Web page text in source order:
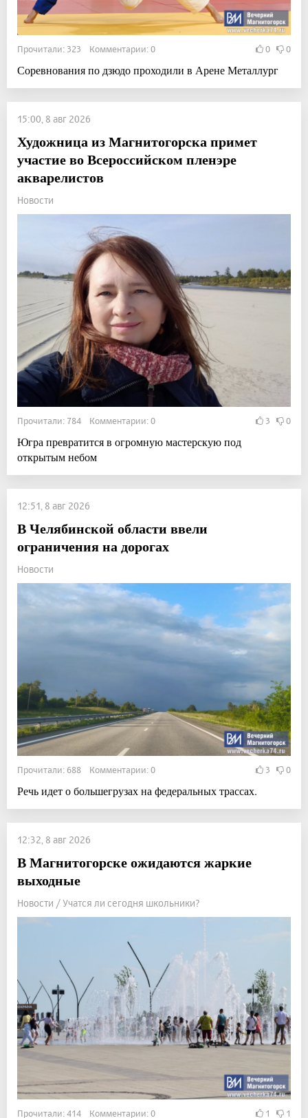
Прочитали: 323 Комментарии: 0 0 0
Соревнования по дзюдо проходили в Арене Металлург
15:00, 8 авг 2026
Художница из Магнитогорска примет
участие во Всероссийском пленэре
акварелистов
Новости
Прочитали: 784 Комментарии: 0 3 0
Югра превратится в огромную мастерскую под
открытым небом
12:51, 8 авг 2026
В Челябинской области ввели
ограничения на дорогах
Новости
Прочитали: 688 Комментарии: 0 3 0
Речь идет о большегрузах на федеральных трассах.
12:32, 8 авг 2026
В Магнитогорске ожидаются жаркие
выходные
Новости / Учатся ли сегодня школьники?
Прочитали: 414 Комментарии: 0 1 1